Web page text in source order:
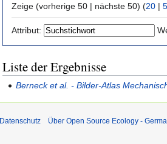
Zeige (vorherige 50 | nächste 50) (20 |
Attribut:
Liste der Ergebnisse
Berneck et al. - Bilder-Atlas
Datenschutz Über Open Source Ecology -